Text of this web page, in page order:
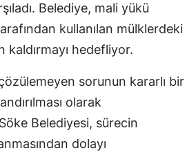
Belediye, mali yükü
kullanılan mülklerdeki
hedefliyor.
çözülemeyen sorunun kararlı bir
olarak
Belediyesi, sürecin
dolayı